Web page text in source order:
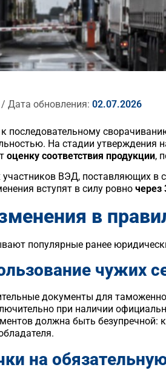
/ Дата обновления: 02.07.2026
последовательному
На стадии
оценку соответствия продукции,
участников ВЭД, поставляющих
вступят в силу ровно через
в
популярные ранее
чужих
документы для
при наличии
должна быть
на